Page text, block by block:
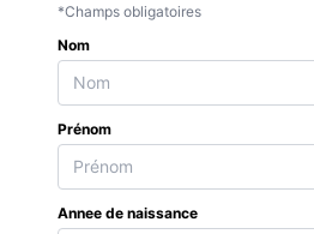
*Champs obligatoires
Nom
Prénom
Annee de naissance